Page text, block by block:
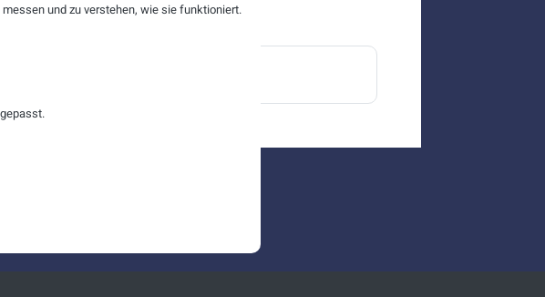
und zu verstehen, wie sie funktioniert.